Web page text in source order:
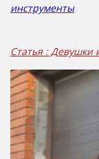
инструменты
Статья : Девушки